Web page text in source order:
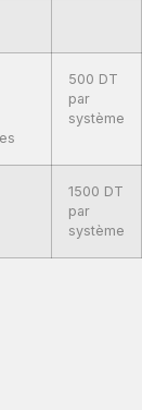
500 DT
par
système
1500 DT
par
système